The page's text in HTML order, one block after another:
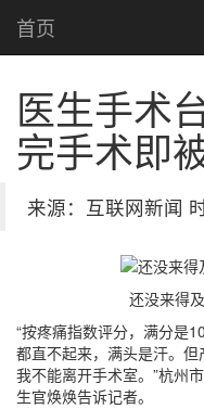
首页
医生手术
完手术即
来源：互联网新闻
还没来得
“按疼痛指数评分，满分是
都直不起来，满头是汗。但
我不能离开手术室。”杭州
生官焕焕告诉记者。